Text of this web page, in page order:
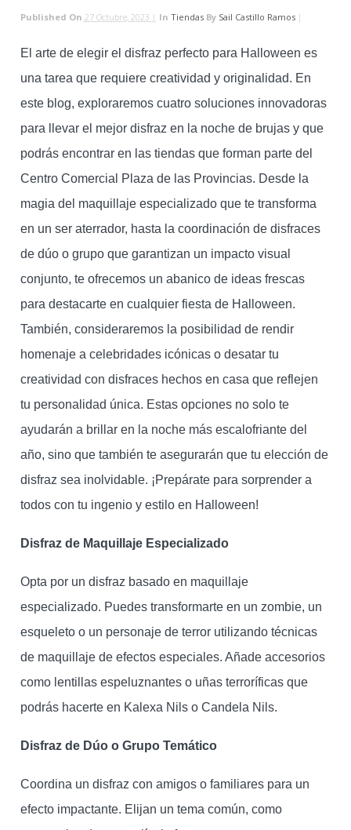
Published On 27 Octubre, 2023 | In Tiendas By Sail Castillo Ramos|
El arte de elegir el disfraz perfecto para Halloween es
una tarea que requiere creatividad y originalidad. En
este blog, exploraremos cuatro soluciones innovadoras
para llevar el mejor disfraz en la noche de brujas y que
podrás encontrar en las tiendas que forman parte del
Centro Comercial Plaza de las Provincias. Desde la
magia del maquillaje especializado que te transforma
en un ser aterrador, hasta la coordinación de disfraces
de dúo o grupo que garantizan un impacto visual
conjunto, te ofrecemos un abanico de ideas frescas
para destacarte en cualquier fiesta de Halloween.
También, consideraremos la posibilidad de rendir
homenaje a celebridades icónicas o desatar tu
creatividad con disfraces hechos en casa que reflejen
tu personalidad única. Estas opciones no solo te
ayudarán a brillar en la noche más escalofriante del
año, sino que también te asegurarán que tu elección de
disfraz sea inolvidable. ¡Prepárate para sorprender a
todos con tu ingenio y estilo en Halloween!
Disfraz de Maquillaje Especializado
Opta por un disfraz basado en maquillaje
especializado. Puedes transformarte en un zombie, un
esqueleto o un personaje de terror utilizando técnicas
de maquillaje de efectos especiales. Añade accesorios
como lentillas espeluznantes o uñas terroríficas que
podrás hacerte en Kalexa Nils o Candela Nils.
Disfraz de Dúo o Grupo Temático
Coordina un disfraz con amigos o familiares para un
efecto impactante. Elijan un tema común, como